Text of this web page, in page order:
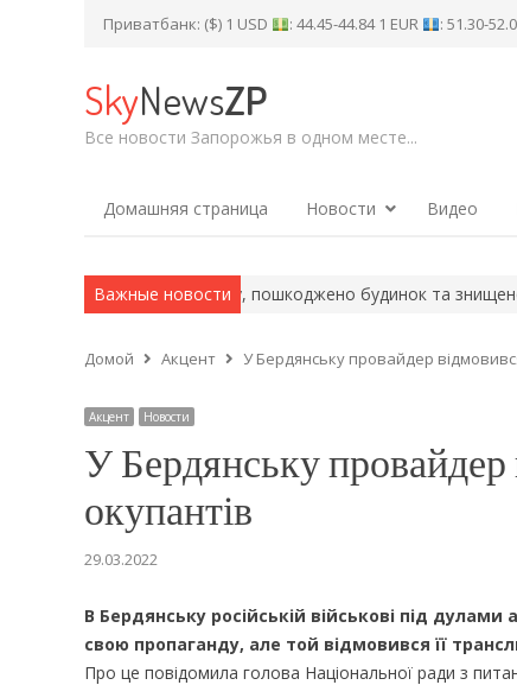
Приватбанк: ($) 1 USD : 44.45-44.84 1 EUR : 51.30-
SkyNewsZP
Все новости Запорожья в одном месте...
Домашняя страница Новости Видео
Важные новости
поранено людину, пошкоджено будинок та знищено…
Домой Акцент У Бердянську провайдер
Акцент Новости
У Бердянську провайдер
окупантів
29.03.2022
В Бердянську російській військові під
свою пропаганду, але той відмовився її
Про це повідомила голова Національної ради з